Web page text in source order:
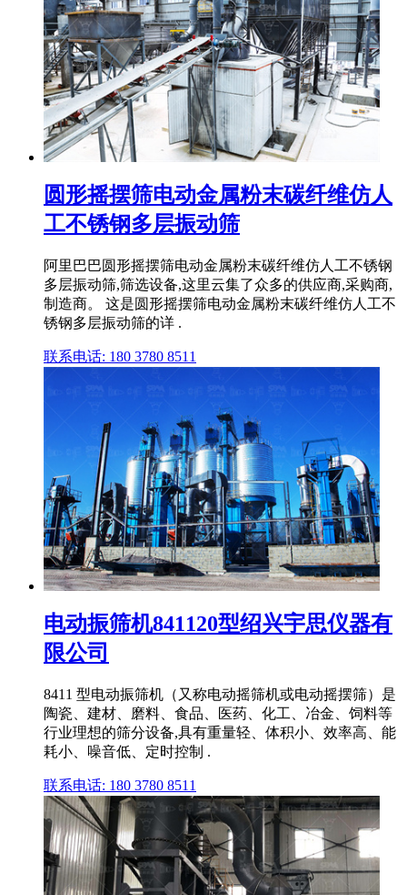
圆形摇摆筛电动金属粉末碳纤维仿人
工不锈钢多层振动筛
阿里巴巴圆形摇摆筛电动金属粉末碳纤维仿人工不锈钢
多层振动筛,筛选设备,这里云集了众多的供应商,采购商,
制造商。 这是圆形摇摆筛电动金属粉末碳纤维仿人工不
锈钢多层振动筛的详 .
联系电话: 180 3780 8511
电动振筛机841120型绍兴宇思仪器有
限公司
8411 型电动振筛机（又称电动摇筛机或电动摇摆筛）是
陶瓷、建材、磨料、食品、医药、化工、冶金、饲料等
行业理想的筛分设备,具有重量轻、体积小、效率高、能
耗小、噪音低、定时控制 .
联系电话: 180 3780 8511